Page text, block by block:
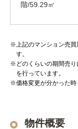
階/59.29㎡
※上記のマンション売買
す。
※どのくらいの期間売り
を行っています。
※価格変更が分かった時
物件概要